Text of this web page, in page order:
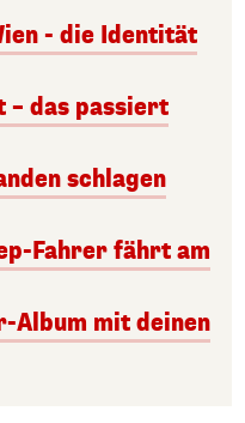
- die Identität
– das passiert
schlagen
Fahrer fährt am
Album mit deinen